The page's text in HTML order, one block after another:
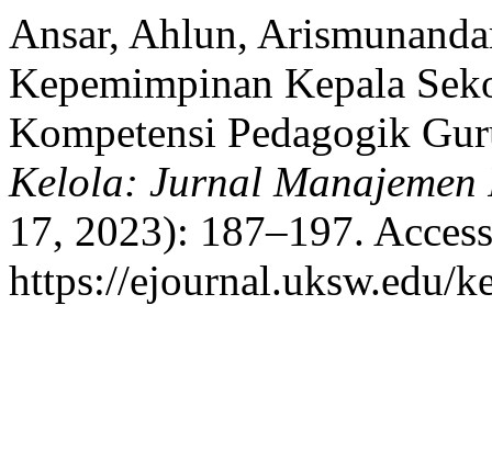
Ansar, Ahlun,
Kepemimpinan Kepala
Kompetensi Pedagogik
Kelola: Jurnal Manajemen
17, 2023): 187–197.
https://ejournal.uksw.edu/